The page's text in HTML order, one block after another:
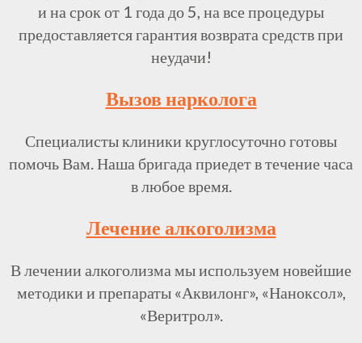
и на срок от 1 года до 5, на все процедуры
предоставляется гарантия возврата средств при
неудачи!
Вызов нарколога
Специалисты клиники круглосуточно готовы
помочь Вам. Наша бригада приедет в течение часа
в любое время.
Лечение алкоголизма
В лечении алкоголизма мы используем новейшие
методики и препараты «Аквилонг», «Наноксол»,
«Веритрол».